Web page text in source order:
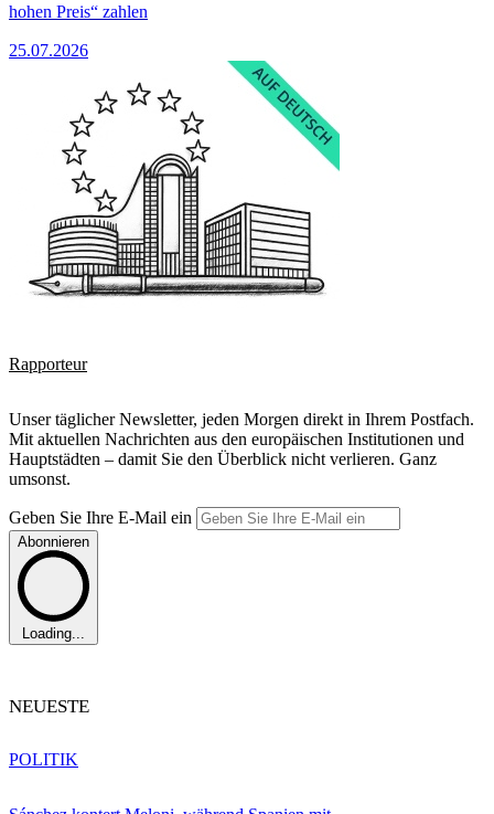
hohen Preis“ zahlen
25.07.2026
Rapporteur
Unser täglicher Newsletter, jeden Morgen direkt in Ihrem Postfach.
Mit aktuellen Nachrichten aus den europäischen Institutionen und
Hauptstädten – damit Sie den Überblick nicht verlieren. Ganz
umsonst.
Geben Sie Ihre E-Mail ein
Abonnieren
Loading...
NEUESTE
POLITIK